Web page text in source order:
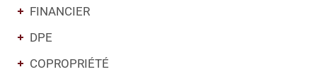
FINANCIER
DPE
COPROPRIÉTÉ